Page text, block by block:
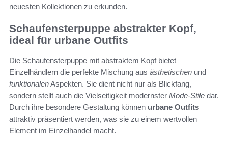
neuesten Kollektionen zu erkunden.
Schaufensterpuppe abstrakter Kopf,
ideal für urbane Outfits
Die Schaufensterpuppe mit abstraktem Kopf bietet
Einzelhändlern die perfekte Mischung aus ästhetischen und
funktionalenAspekten. Sie dient nicht nur als Blickfang,
sondern stellt auch die Vielseitigkeit modernster Mode-Stile dar.
Durch ihre besondere Gestaltung können urbane Outfits
attraktiv präsentiert werden, was sie zu einem wertvollen
Element im Einzelhandel macht.